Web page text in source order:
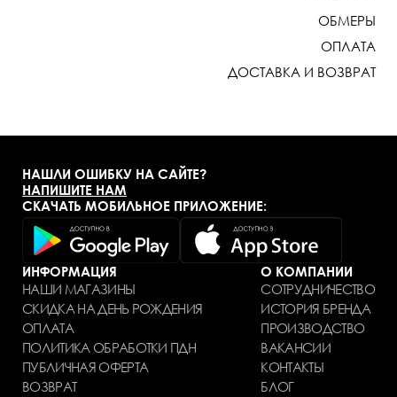
оттенок фона образуют гармоничное, элегантное
ОБМЕРЫ
ОПЛАТА
ДОСТАВКА И ВОЗВРАТ
НАШЛИ ОШИБКУ НА САЙТЕ?
НАПИШИТЕ НАМ
СКАЧАТЬ МОБИЛЬНОЕ ПРИЛОЖЕНИЕ:
ИНФОРМАЦИЯ
НАШИ МАГАЗИНЫ
СКИДКА НА ДЕНЬ РОЖДЕНИЯ
ОПЛАТА
ПОЛИТИКА ОБРАБОТКИ ПДН
ПУБЛИЧНАЯ ОФЕРТА
ВОЗВРАТ
О КОМПАНИИ
СОТРУДНИЧЕСТВО
ИСТОРИЯ БРЕНДА
ПРОИЗВОДСТВО
ВАКАНСИИ
КОНТАКТЫ
БЛОГ